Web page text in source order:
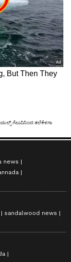
news
sandalwood news